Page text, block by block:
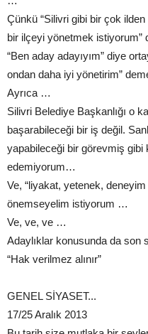
Çünkü “Silivri gibi bir çok
bir ilçeyi yönetmek
“Ben aday adayıyım” diye
ondan daha iyi yönetirim”
Ayrıca …
Silivri Belediye Başkanlığı o
başarabileceği bir iş değil.
yapabileceği bir görevmiş gibi
edemiyorum…
Ve, “liyakat, yetenek, deneyim
önemseyelim istiyorum …
Ve, ve, ve …
Adaylıklar konusunda da son
“Hak verilmez alınır”
GENEL SİYASET...
17/25 Aralık 2013